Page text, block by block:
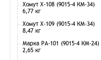
Хомут Х-108 (9015-4 КМ-34)
6,77 кг
Хомут Х-109 (9015-4 КМ-34)
8,47 кг
Марка РА-101 (9015-4 КМ-24)
2,65 кг